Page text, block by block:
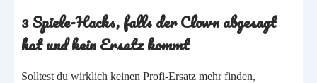
3 Spiele-Hacks, falls der Clown abgesagt
hat und kein Ersatz kommt
Solltest du wirklich keinen Profi-Ersatz mehr finden,